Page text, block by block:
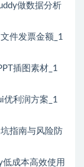
做数据分析
件发票金额_1
插图素材_1
利润方案_1
指南与风险防
成本高效使用